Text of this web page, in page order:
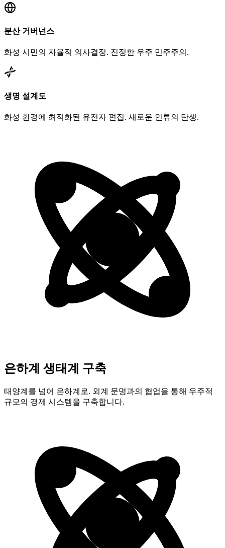
분산 거버넌스
화성 시민의 자율적 의사결정. 진정한 우주 민주주의.
생명 설계도
화성 환경에 최적화된 유전자 편집. 새로운 인류의 탄생.
은하계 생태계 구축
태양계를 넘어 은하계로. 외계 문명과의 협업을 통해 우주적
규모의 경제 시스템을 구축합니다.